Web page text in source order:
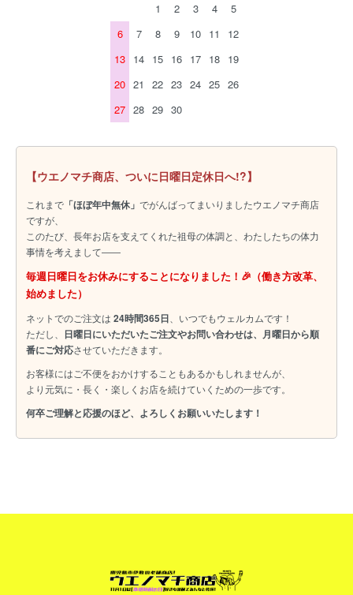
1
2 3 4
5
6
7 8 9 10 11
12
13 14 15 16 17 18 19
20 21 22 23 24 25 26
27 28 29 30
【ウエノマチ商店、ついに日曜日定休日へ!?】
これまで 「ほぼ年中無休」 でがんばってまいりましたウエノマチ商店
ですが、
このたび、長年お店を支えてくれた祖母の体調と、わたしたちの体力
事情を考えまして――
毎週日曜日をお休みにすることになりました！🎉（働き方改革、
始めました）
ネットでのご注文は 24時間365日、いつでもウェルカムです！
ただし、
日曜日にいただいたご注文やお問い合わせは、月曜日から順
番にご対応させていただきます。
お客様にはご不便をおかけすることもあるかもしれませんが、
より元気に・長く・楽しくお店を続けていくための一歩です。
何卒ご理解と応援のほど、よろしくお願いいたします！